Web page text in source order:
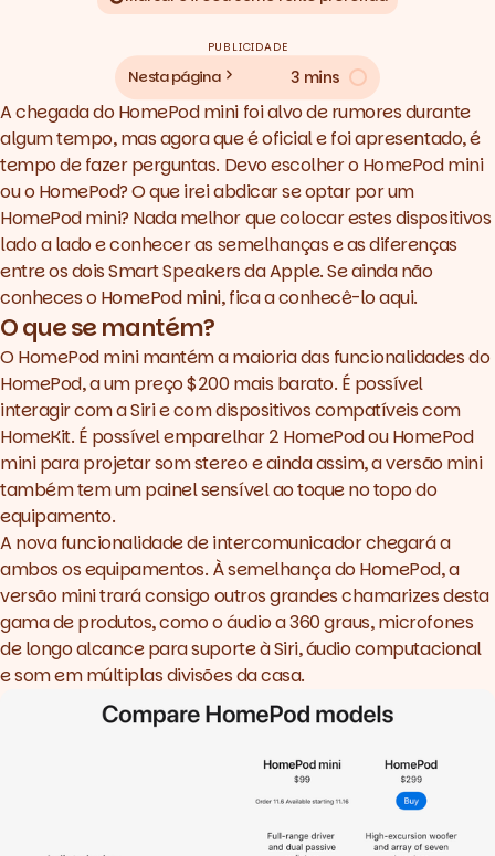
PUBLICIDADE
Nesta página 3 mins
A chegada do HomePod mini foi alvo de rumores durante
algum tempo, mas agora que é oficial e foi apresentado, é
tempo de fazer perguntas. Devo escolher o HomePod mini
ou o HomePod? O que irei abdicar se optar por um
HomePod mini? Nada melhor que colocar estes dispositivos
lado a lado e conhecer as semelhanças e as diferenças
entre os doisSmart Speakersda Apple. Se ainda não
conheces o HomePod mini, fica a conhecê-loaqui.
O que se mantém?
O HomePod mini mantém a maioria das funcionalidades do
HomePod, a um preço $200 mais barato. É possível
interagir com a Siri e com dispositivos compatíveis com
HomeKit. É possível emparelhar 2 HomePod ou HomePod
mini para projetar som stereo e ainda assim, a versão mini
também tem um painel sensível ao toque no topo do
equipamento.
A nova funcionalidade de intercomunicador chegará a
ambos os equipamentos. À semelhança do HomePod, a
versão mini trará consigo outros grandes chamarizes desta
gama de produtos, como o áudio a 360 graus, microfones
de longo alcance para suporte à Siri, áudio computacional
e som em múltiplas divisões da casa.